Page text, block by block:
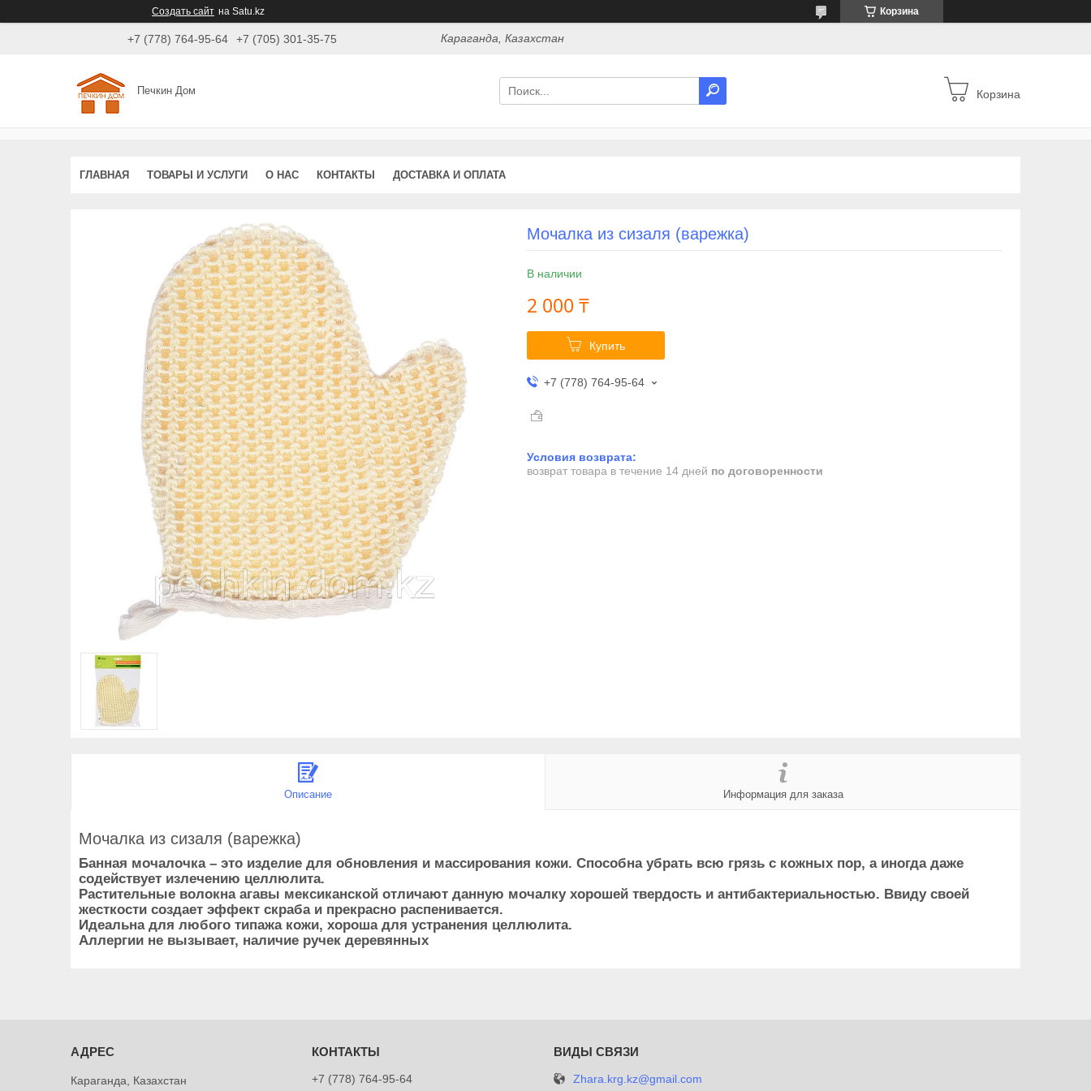
Создать сайт на Satu.kz Корзина
+7 (778) 764-95-64 +7 (705) 301-35-75 Караганда, Казахстан
Печкин Дом Корзина
ГЛАВНАЯ ТОВАРЫ И УСЛУГИ О НАС КОНТАКТЫ ДОСТАВКА И ОПЛАТА
Мочалка из сизаля (варежка)
В наличии
2 000 ₸
Купить
+7 (778) 764-95-64
возврат товара в течение 14 дней по договоренности
Описание Информация для заказа
Мочалка из сизаля (варежка)
Банная мочалочка – это изделие для обновления и массирования кожи. Способна убрать всю грязь с кожных пор, а иногда даже
содействует излечению целлюлита.
Растительные волокна агавы мексиканской отличают данную мочалку хорошей твердость и антибактериальностью. Ввиду своей
жесткости создает эффект скраба и прекрасно распенивается.
Идеальна для любого типажа кожи, хороша для устранения целлюлита.
Аллергии не вызывает, наличие ручек деревянных
Караганда, Казахстан +7 (778) 764-95-64 Zhara.krg.kz@gmail.com